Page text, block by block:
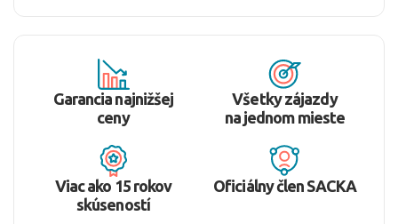
Garancia najnižšej
ceny
Všetky zájazdy
na jednom mieste
Viac ako 15 rokov
skúseností
Oficiálny člen SACKA